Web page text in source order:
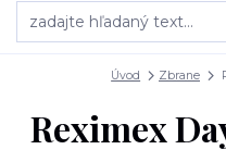
Úvod Zbrane
Reximex